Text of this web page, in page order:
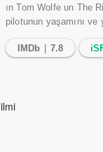
ın Tom Wolfe un The
pilotunun yaşamını
IMDb 7.8